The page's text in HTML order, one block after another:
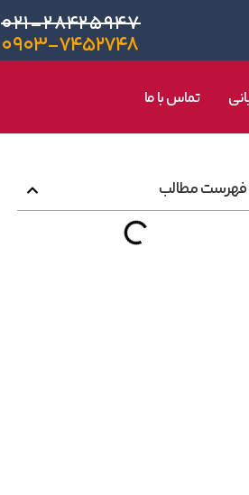
۰۲۱-۲۸۴۲۵۹۴۷
۰۹۰۳-۷۴۵۲۷۴۸
تماس با ما
فهرست مطالب